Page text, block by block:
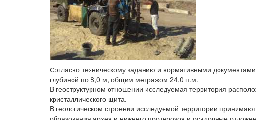
Согласно техническому заданию и нормативными
глубиной по 8,0 м, общим метражом 24,0 п.м.
В геоструктурном отношении исследуемая территория
кристаллического щита.
В геологическом строении исследуемой территории
образования архея и нижнего протерозоя и осадочные